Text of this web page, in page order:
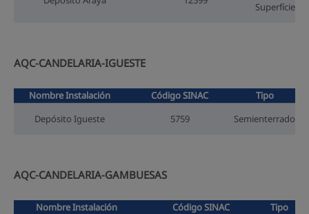
Superfície
AQC-CANDELARIA-IGUESTE
Nombre Instalación Código SINAC
Tipo
Depósito Igueste
5759 Semienterrado
AQC-CANDELARIA-GAMBUESAS
Nombre Instalación Código SINAC
Tipo